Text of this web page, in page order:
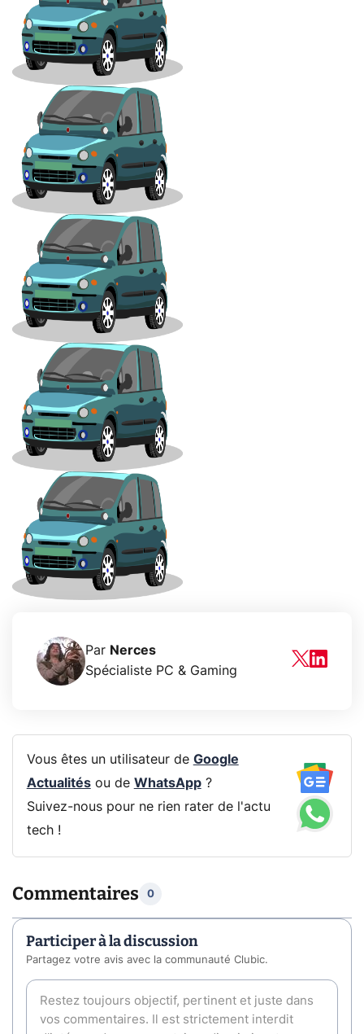
Par Nerces
Spécialiste PC & Gaming
Vous êtes un utilisateur de Google
Actualitésou de WhatsApp?
Suivez-nous pour ne rien rater de l'actu
tech !
Commentaires 0
Participer à la discussion
Partagez votre avis avec la communauté Clubic.